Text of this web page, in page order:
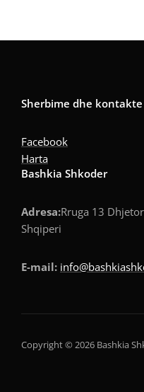
Sherbime dhe kontakte
Facebook
Harta
Bashkia Shkoder
Adresa:Rruga 13
Shqiperi
E-mail:
Copyright © 2026 Bashkia